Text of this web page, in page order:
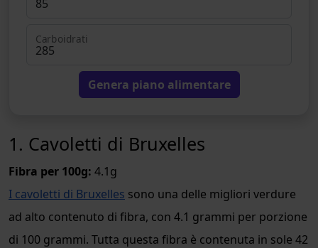
Carboidrati
Genera piano alimentare
1. Cavoletti di Bruxelles
Fibra per 100g: 4.1g
I cavoletti di Bruxelles sono una delle migliori verdure
ad alto contenuto di fibra, con 4.1 grammi per porzione
di 100 grammi. Tutta questa fibra è contenuta in sole 42